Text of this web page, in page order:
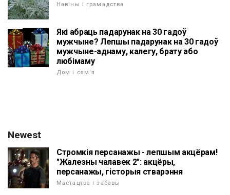
Навіны і грамадства
Які абраць падарунак на 30 гадоў
мужчыне? Лепшы падарунак на 30 гадоў
мужчыне-аднаму, калегу, брату або
любімаму
Дом і сям'я
Newest
Стромкія персанажы - лепшым акцёрам!
"Жалезны чалавек 2": акцёры,
персанажы, гісторыя стварэння
Мастацтва і забавы